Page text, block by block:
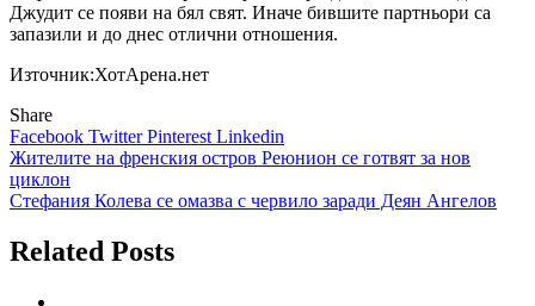
Джудит се появи на бял свят. Иначе бившите партньори са
запазили и до днес отлични отношения.
Източник:ХотАрена.нет
Share
Facebook TwitterPinterest Linkedin
Навигация
Жителите на френския остров Реюнион се готвят за нов
циклон
Стефания Колева се омазва с червило заради Деян Ангелов
Related Posts